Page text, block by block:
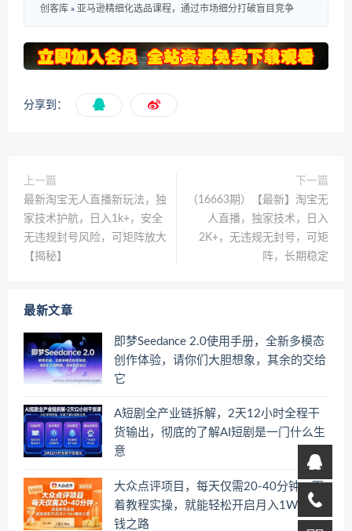
创客库 » 亚马逊精细化选品课程，通过市场细分打破盲目竞争
分享到：
上一篇
最新淘宝无人直播新玩法，独
家技术护航，日入1k+，安全
无违规封号风险，可矩阵放大
【揭秘】
下一篇
（16663期）【最新】淘宝无
人直播，独家技术，日入
2K+，无违规无封号，可矩
阵，长期稳定
最新文章
即梦Seedance 2.0使用手册，全新多模态
创作体验，请你们大胆想象，其余的交给
它
A短剧全产业链拆解，2天12小时全程干
货输出，彻底的了解AI短剧是一门什么生
意
大众点评项目，每天仅需20-40分钟，跟
着教程实操，就能轻松开启月入1W+賺
钱之路